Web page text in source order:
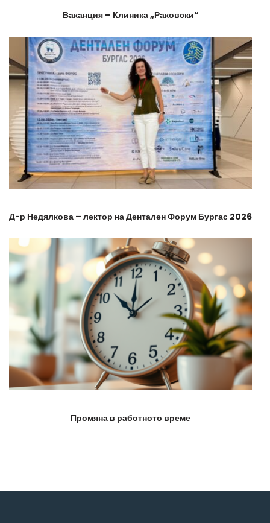
Ваканция – Клиника „Раковски“
Д-р Недялкова – лектор на Дентален Форум Бургас 2026
Промяна в работното време